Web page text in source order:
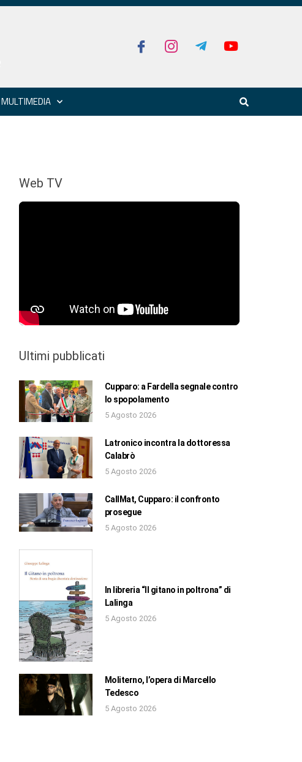
MULTIMEDIA
Web TV
Ultimi pubblicati
Cupparo: a Fardella segnale contro
lo spopolamento
5 Agosto 2026
Latronico incontra la dottoressa
Calabrò
5 Agosto 2026
CallMat, Cupparo: il confronto
prosegue
5 Agosto 2026
In libreria “Il gitano in poltrona” di
Lalinga
5 Agosto 2026
Moliterno, l’opera di Marcello
Tedesco
5 Agosto 2026